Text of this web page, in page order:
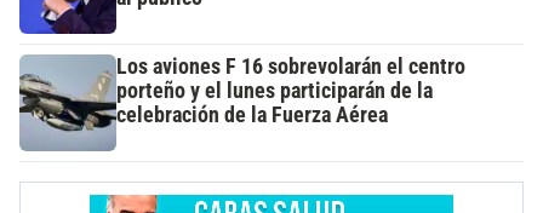
Los aviones F 16 sobrevolarán el centro
porteño y el lunes participarán de la
celebración de la Fuerza Aérea